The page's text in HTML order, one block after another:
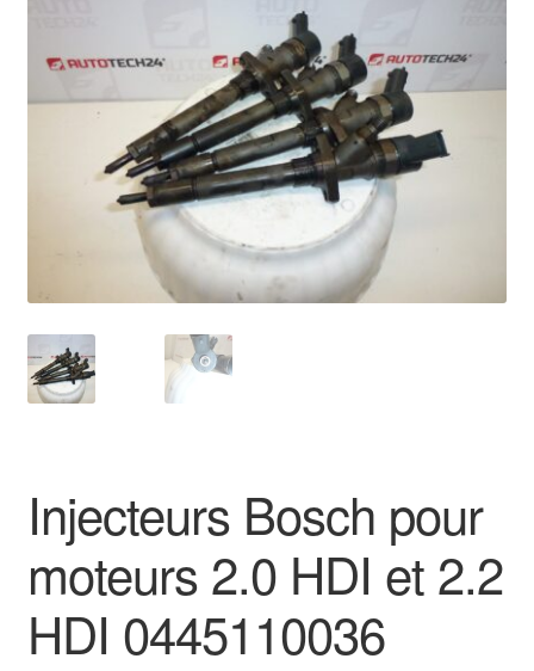
Paiements
Politique de confidentialité
Procédure de Réclamation
Injecteurs Bosch pour
moteurs 2.0 HDI et 2.2
HDI 0445110036